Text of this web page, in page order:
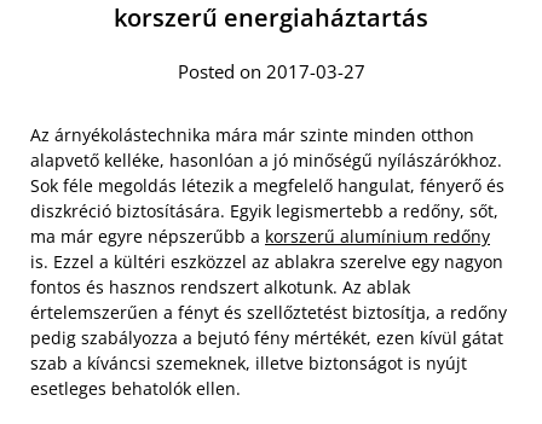
korszerű energiaháztartás
Posted on 2017-03-27
Az árnyékolástechnika mára már szinte minden otthon
alapvető kelléke, hasonlóan a jó minőségű nyílászárókhoz.
Sok féle megoldás létezik a megfelelő hangulat, fényerő és
diszkréció biztosítására. Egyik legismertebb a redőny, sőt,
ma már egyre népszerűbb a korszerű alumínium redőny
is. Ezzel a kültéri eszközzel az ablakra szerelve egy nagyon
fontos és hasznos rendszert alkotunk. Az ablak
értelemszerűen a fényt és szellőztetést biztosítja, a redőny
pedig szabályozza a bejutó fény mértékét, ezen kívül gátat
szab a kíváncsi szemeknek, illetve biztonságot is nyújt
esetleges behatolók ellen.